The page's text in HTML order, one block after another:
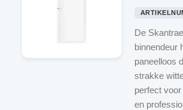
De
binnendeur
paneelloos
strakke
perfect
en